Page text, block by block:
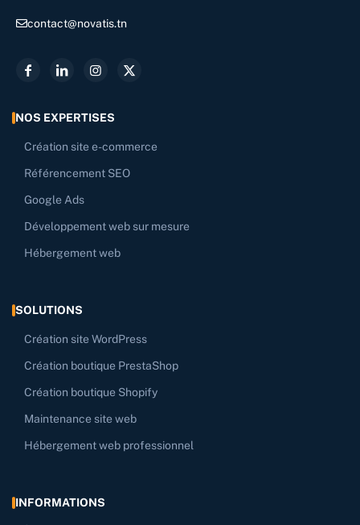
contact@novatis.tn
NOS EXPERTISES
Création site e-commerce
Référencement SEO
Google Ads
Développement web sur mesure
Hébergement web
SOLUTIONS
Création site WordPress
Création boutique PrestaShop
Création boutique Shopify
Maintenance site web
Hébergement web professionnel
INFORMATIONS